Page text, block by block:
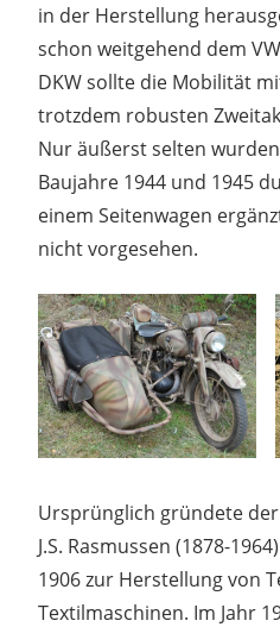
in der Herstellung
schon weitgehend dem
DKW sollte die Mobilität
trotzdem robusten
Nur äußerst selten
Baujahre 1944 und 1945
einem Seitenwagen
nicht vorgesehen.
Ursprünglich gründete
J.S. Rasmussen (1878-
1906 zur Herstellung von
Textilmaschinen. Im Jahr